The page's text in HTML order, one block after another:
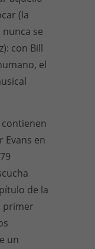
(la
se
con Bill
el
contienen
Evans en
de la
primer
un